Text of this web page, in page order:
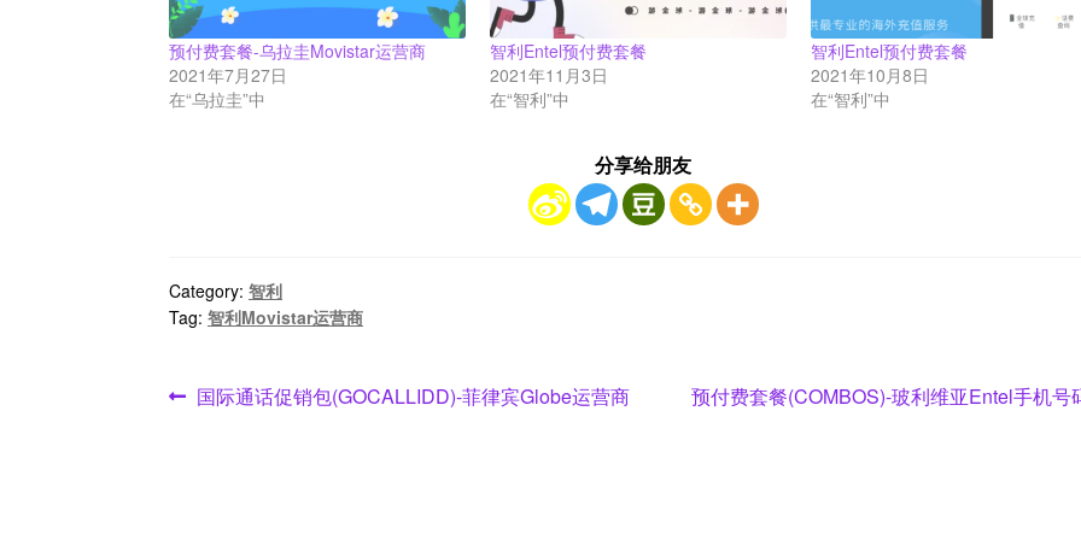
预付费套餐-乌拉圭Movistar运营商
2021年7月27日
在“乌拉圭”中
智利Entel预付费套餐
2021年11月3日
在“智利”中
智利Entel预付费套餐
2021年10月8日
在“智利”中
分享给朋友
Category:智利
Tag:智利Movistar运营商
文Previous
国际通话促销包(GOCALLIDD)-菲律宾Globe运营商
Next
预付费套餐(COMBOS)-玻利维亚Entel手机号